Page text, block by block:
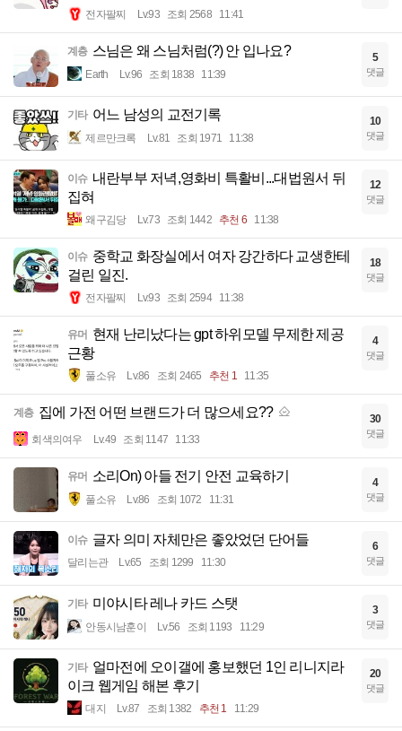
전자팔찌 Lv.93 조회 2568 11:41
계층 스님은 왜 스님처럼(?) 안 입나요?
Earth Lv.96 조회 1838 11:39
5
댓글
기타 어느 남성의 교전기록
제르만크록 Lv.81 조회 1971 11:38
10
댓글
이슈 내란부부 저녁,영화비 특활비...대법원서 뒤
집혀
왜구김당 Lv.73 조회 1442 추천 6 11:38
12
댓글
이슈 중학교 화장실에서 여자 강간하다 교생한테
걸린 일진.
전자팔찌 Lv.93 조회 2594 11:38
18
댓글
유머 현재 난리났다는 gpt 하위모델 무제한 제공
근황
풀소유 Lv.86 조회 2465 추천 1 11:35
4
댓글
계층 집에 가전 어떤 브랜드가 더 많으세요??
회색의여우 Lv.49 조회 1147 11:33
30
댓글
유머 소리On) 아들 전기 안전 교육하기
풀소유 Lv.86 조회 1072 11:31
4
댓글
이슈 글자 의미 자체만은 좋았었던 단어들
달리는관 Lv.65 조회 1299 11:30
6
댓글
기타 미야시타 레나 카드 스탯
안동시남훈이 Lv.56 조회 1193 11:29
3
댓글
기타 얼마전에 오이갤에 홍보했던 1인 리니지라
이크 웹게임 해본 후기
대지 Lv.87 조회 1382 추천 1 11:29
20
댓글